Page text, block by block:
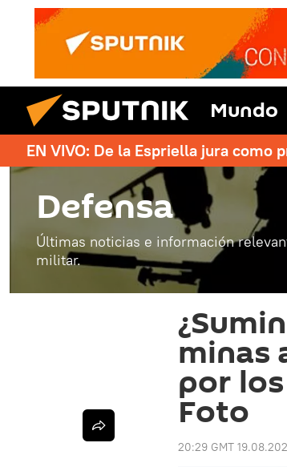
Mundo
EN VIVO: De la Espriella jura como
Defensa
Últimas noticias e información
militar.
minas
por
Foto
20:29 GMT